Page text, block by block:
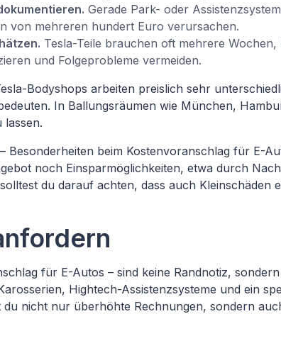
Gerade Park- oder
von mehreren hundert Euro verursachen.
Tesla-Teile brauchen oft mehrere
und Folgeprobleme vermeiden.
Bodyshops arbeiten preislich sehr
In Ballungsräumen wie München,
lassen.
Besonderheiten beim Kostenvoranschlag für E-
noch Einsparmöglichkeiten, etwa durch
du darauf achten, dass auch
für E-Autos – sind keine Randnotiz,
Hightech-Assistenzsysteme und ein
nicht nur überhöhte Rechnungen, sondern